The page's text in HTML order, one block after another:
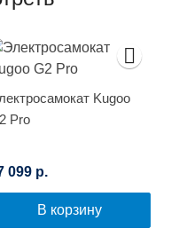
Kugoo
Pro
099 р.
В корзину